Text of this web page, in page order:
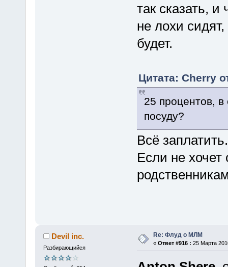
так сказать,
не лохи
будет.
Цитата: Cherry
25 процентов,
посуду?
Всё
Если не хочет
Devil inc.
Разбирающийся
Re: Флуд о МЛМ
« Ответ #916 : 25 Марта